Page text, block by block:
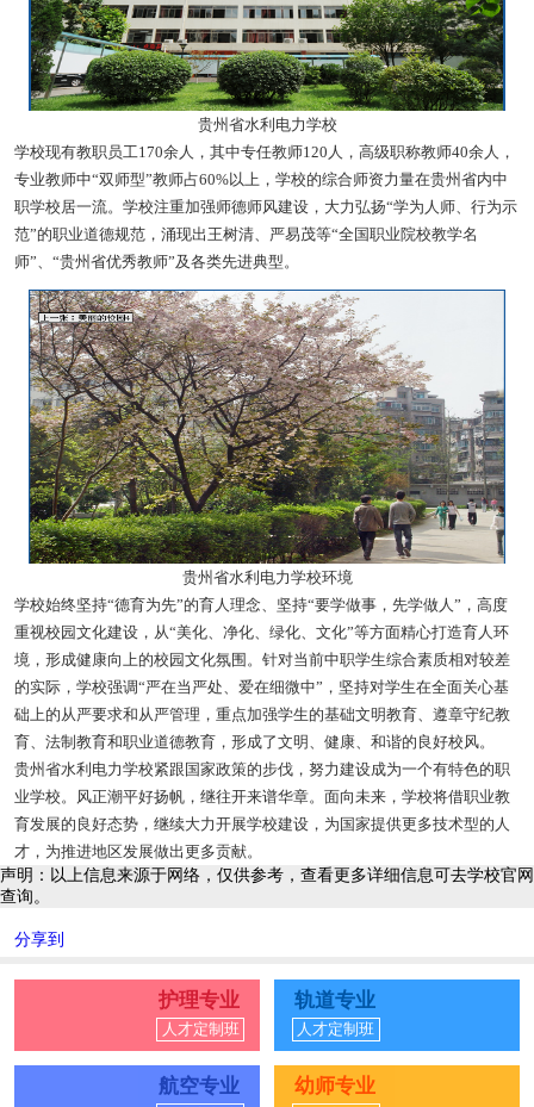
贵州省水利电力学校
学校现有教职员工170余人，其中专任教师120人，高级职称教师40余人，
专业教师中“双师型”教师占60%以上，学校的综合师资力量在贵州省内中
职学校居一流。学校注重加强师德师风建设，大力弘扬“学为人师、行为示
范”的职业道德规范，涌现出王树清、严易茂等“全国职业院校教学名
师”、“贵州省优秀教师”及各类先进典型。
贵州省水利电力学校环境
学校始终坚持“德育为先”的育人理念、坚持“要学做事，先学做人”，高度
重视校园文化建设，从“美化、净化、绿化、文化”等方面精心打造育人环
境，形成健康向上的校园文化氛围。针对当前中职学生综合素质相对较差
的实际，学校强调“严在当严处、爱在细微中”，坚持对学生在全面关心基
础上的从严要求和从严管理，重点加强学生的基础文明教育、遵章守纪教
育、法制教育和职业道德教育，形成了文明、健康、和谐的良好校风。
贵州省水利电力学校紧跟国家政策的步伐，努力建设成为一个有特色的职
业学校。风正潮平好扬帆，继往开来谱华章。面向未来，学校将借职业教
育发展的良好态势，继续大力开展学校建设，为国家提供更多技术型的人
才，为推进地区发展做出更多贡献。
声明：以上信息来源于网络，仅供参考，查看更多详细信息可去学校官网
查询。
分享到
护理专业
人才定制班
轨道专业
人才定制班
航空专业 幼师专业